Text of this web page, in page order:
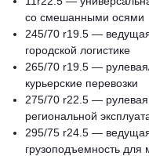
со смешанными осями
245/70 r19.5 — ведущая
городской логистике
265/70 r19.5 —
курьерские перевозки
275/70 r22.5 — рулевая
региональной
295/75 r24.5 —
грузоподъемность